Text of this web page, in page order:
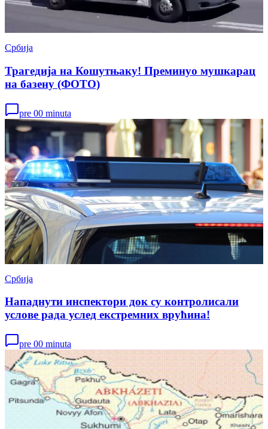
Србија
Трагедија на Кошутњаку! Преминуо мушкарац
на базену (ФОТО)
pre 00 minuta
Србија
Нападнути инспектори док су контролисали
услове рада услед екстремних врућина!
pre 00 minuta